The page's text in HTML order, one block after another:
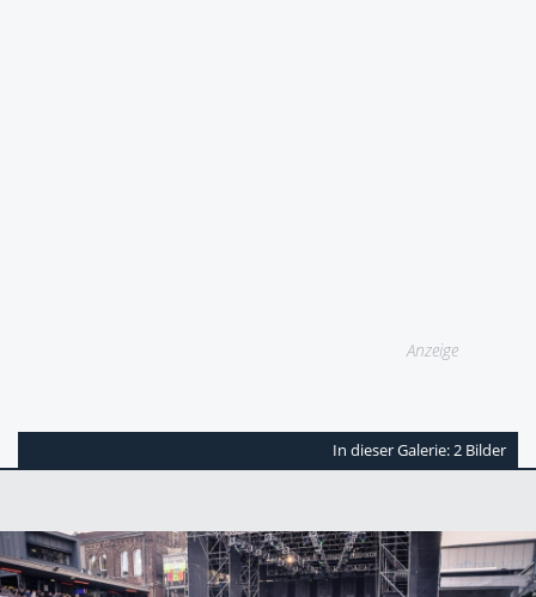
Anzeige
In dieser Galerie: 2 Bilder